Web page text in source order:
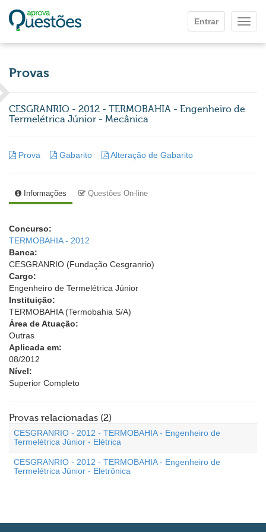
Entrar
Provas
CESGRANRIO - 2012 - TERMOBAHIA - Engenheiro de
Termelétrica Júnior - Mecânica
Prova Gabarito Alteração de Gabarito
Informações Questões On-line
Concurso:
TERMOBAHIA - 2012
Banca:
CESGRANRIO (Fundação Cesgranrio)
Cargo:
Engenheiro de Termelétrica Júnior
Instituição:
TERMOBAHIA (Termobahia S/A)
Área de Atuação:
Outras
Aplicada em:
08/2012
Nível:
Superior Completo
Provas relacionadas (2)
CESGRANRIO - 2012 - TERMOBAHIA - Engenheiro de
Termelétrica Júnior - Elétrica
CESGRANRIO - 2012 - TERMOBAHIA - Engenheiro de
Termelétrica Júnior - Eletrônica